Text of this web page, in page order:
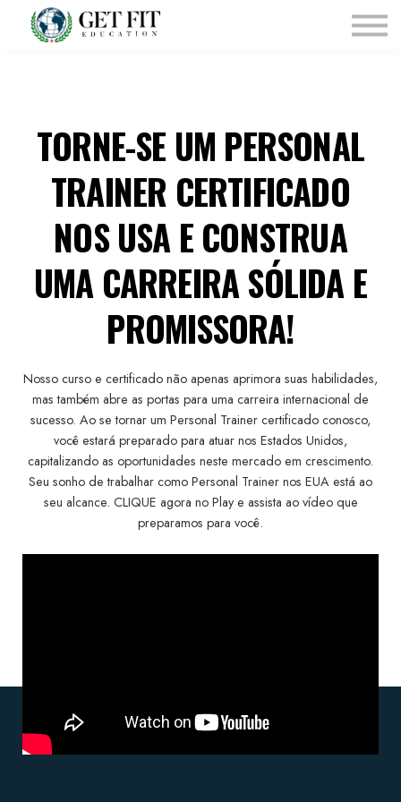
Pagina Inicial
TORNE-SE UM PERSONAL
TRAINER CERTIFICADO
NOS USA E CONSTRUA
UMA CARREIRA SÓLIDA E
PROMISSORA!
Nosso curso e certificado não apenas aprimora suas habilidades,
mas também abre as portas para uma carreira internacional de
sucesso. Ao se tornar um Personal Trainer certificado conosco,
você estará preparado para atuar nos Estados Unidos,
capitalizando as oportunidades neste mercado em crescimento.
Seu sonho de trabalhar como Personal Trainer nos EUA está ao
seu alcance. CLIQUE agora no Play e assista ao vídeo que
preparamos para você.